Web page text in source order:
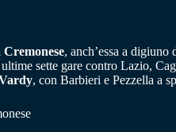
Cremonese, anch’essa a
sette gare contro Lazio,
, con Barbieri e Pezzella a